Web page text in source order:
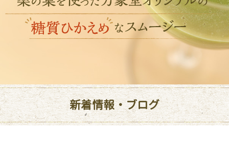
新着情報・ブログ